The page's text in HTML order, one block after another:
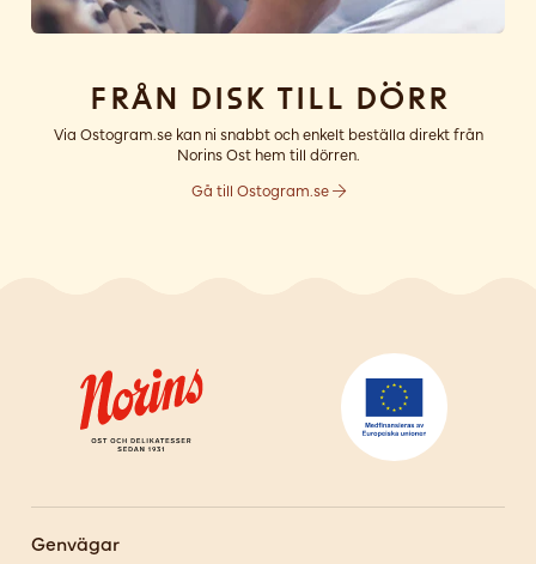
Från disk till dörr
Via Ostogram.se kan ni snabbt och enkelt beställa direkt från
Norins Ost hem till dörren.
Gå till Ostogram.se
Genvägar